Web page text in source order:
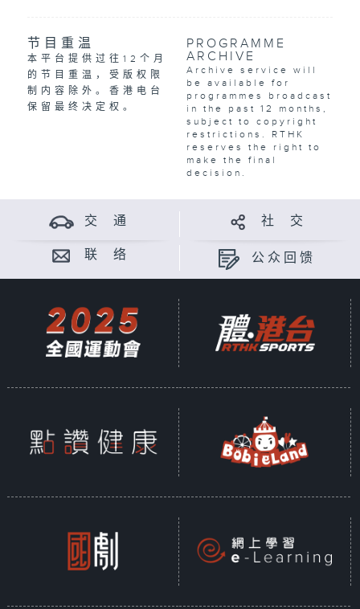
节目重温
本平台提供过往12个月
的节目重温，受版权限
制内容除外。香港电台
保留最终决定权。
PROGRAMME
ARCHIVE
Archive service will
be available for
programmes broadcast
in the past 12 months,
subject to copyright
restrictions. RTHK
reserves the right to
make the final
decision.
交 通 社 交
联 络 公众回馈